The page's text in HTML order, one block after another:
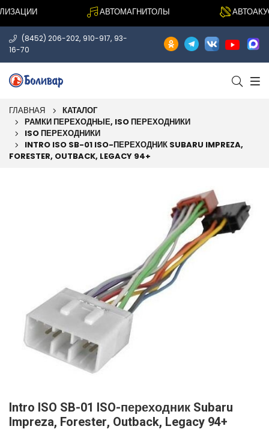
АВТОМАГНИТОЛЫ
(8452) 206-202, 910-917, 93-
16-70
ГЛАВНАЯ
КАТАЛОГ
РАМКИ ПЕРЕХОДНЫЕ, ISO ПЕРЕХОДНИКИ
ISO ПЕРЕХОДНИКИ
INTRO ISO SB-01 ISO-ПЕРЕХОДНИК SUBARU IMPREZA,
FORESTER, OUTBACK, LEGACY 94+
Intro ISO SB-01 ISO-переходник Subaru
Impreza, Forester, Outback, Legacy 94+